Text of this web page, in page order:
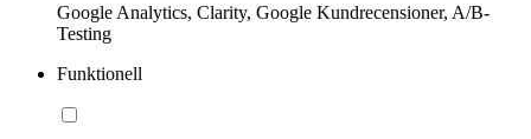
Google Analytics, Clarity, Google Kundrecensioner, A/B-
Testing
Funktionell